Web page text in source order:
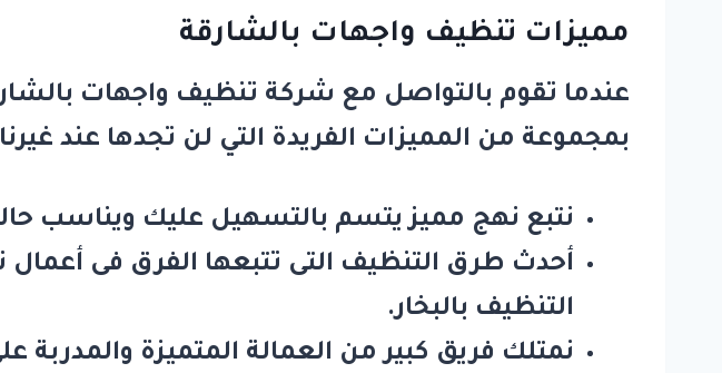
مميزات تنظيف واجهات بالشارقة
عندما تقوم بالتواصل مع شركة تنظيف واجهات
بمجموعة من المميزات الفريدة التي لن تجدها عند
نتبع نهج مميز يتسم بالتسهيل عليك ويناسب
أحدث طرق التنظيف التى تتبعها الفرق فى أعمال
التنظيف بالبخار.
نمتلك فريق كبير من العمالة المتميزة والمدربة